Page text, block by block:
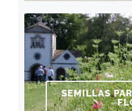
SEMILLAS